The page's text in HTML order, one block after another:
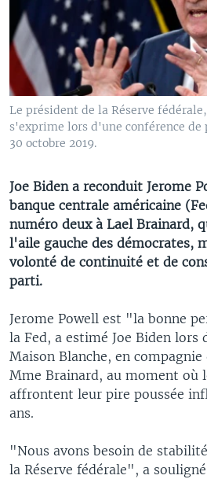
Le président de la Réserve
s'exprime lors d'une conférence de
30 octobre 2019.
Joe Biden a reconduit Jerome
banque centrale américaine
numéro deux à Lael Brainard,
l'aile gauche des démocrates,
volonté de continuité et de
parti.
Jerome Powell est "la bonne
la Fed, a estimé Joe Biden lors
Maison Blanche, en
Mme Brainard, au moment où
affrontent leur pire poussée
ans.
"Nous avons besoin de
la Réserve fédérale", a